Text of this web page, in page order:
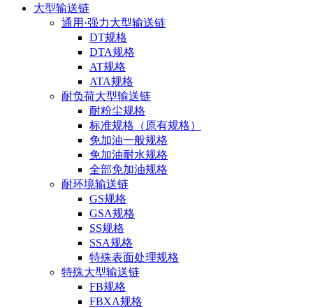
大型输送链
通用·强力大型输送链
DT规格
DTA规格
AT规格
ATA规格
耐负荷大型输送链
耐粉尘规格
标准规格（原有规格）
免加油一般规格
免加油耐水规格
全部免加油规格
耐环境输送链
GS规格
GSA规格
SS规格
SSA规格
特殊表面处理规格
特殊大型输送链
FB规格
FBXA规格